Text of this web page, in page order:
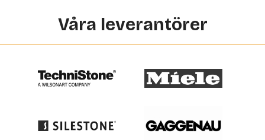
Våra leverantörer